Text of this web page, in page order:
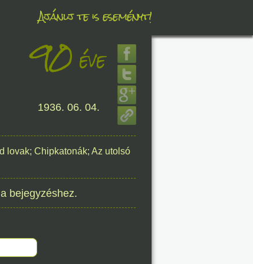
Ajánlj te is eseményt!
90 éve
1936. 06. 04.
lovak; Chipkatonák; Az utolsó
bejegyzéshez.